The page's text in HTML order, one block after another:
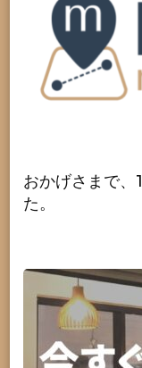
おかげさまで、
た。